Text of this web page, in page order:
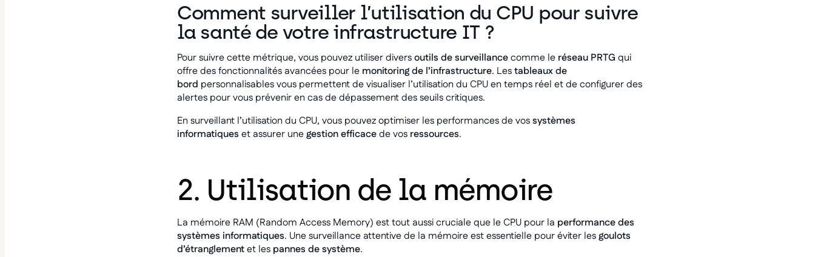
Comment surveiller l’utilisation du CPU pour suivre
la santé de votre infrastructure IT ?
Pour suivre cette métrique, vous pouvez utiliser diversoutils de surveillancecomme le réseau PRTG qui
offre des fonctionnalités avancées pour le monitoring de l’infrastructure. Lestableaux de
bord personnalisables vous permettent de visualiser l’utilisation du CPU en temps réel et de configurer des
alertes pour vous prévenir en cas de dépassement des seuils critiques.
En surveillant l’utilisation du CPU, vous pouvez optimiser les performances de vossystèmes
informatiques et assurer unegestion efficacede vos ressources.
2. Utilisation de la mémoire
La mémoire RAM (Random Access Memory) est tout aussi cruciale que le CPU pour la performance des
systèmes informatiques. Une surveillance attentive de la mémoire est essentielle pour éviter lesgoulots
d’étranglementet les pannes de système.